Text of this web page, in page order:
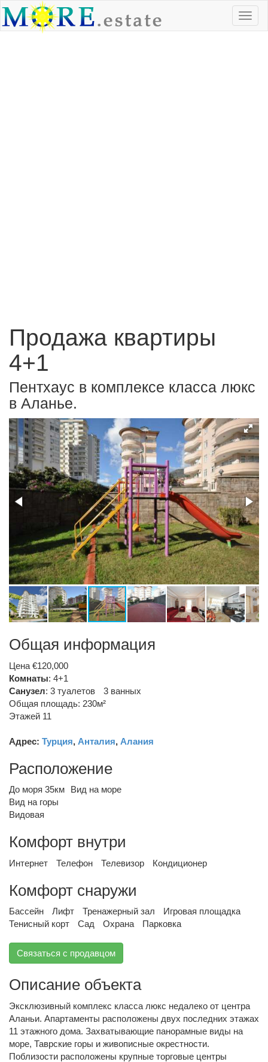
Продажа квартиры
4+1
Пентхаус в комплексе класса люкс
в Аланье.
Общая информация
Цена €120,000
Комнаты: 4+1
Санузел: 3 туалетов
3 ванных
Общая площадь: 230м²
Этажей 11
Адрес: Турция, Анталия, Алания
Расположение
До моря 35км
Вид на море
Вид на горы
Видовая
Комфорт внутри
Интернет Телефон Телевизор Кондиционер
Комфорт снаружи
Бассейн Лифт Тренажерный зал
Игровая площадка
Тенисный корт
Сад Охрана Парковка
Связаться с продавцом
Описание объекта
Эксклюзивный комплекс класса люкс недалеко от центра
Аланьи. Апартаменты расположены двух последних этажах
11 этажного дома. Захватывающие панорамные виды на
море, Таврские горы и живописные окрестности.
Поблизости расположены крупные торговые центры